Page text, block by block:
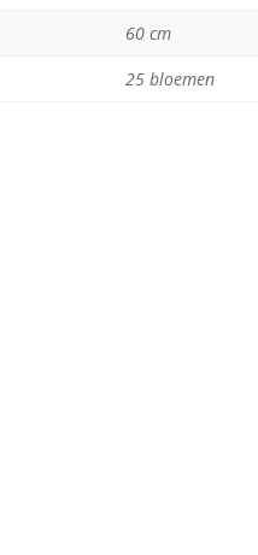
60 cm
25 bloemen